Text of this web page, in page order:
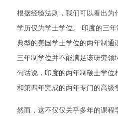
根据经验法则，我们可以看出
学历仅为学士学位。 印度的三
典型的美国学士学位的两年制通
三年制学位并不能满足该研究领
句话说，印度的两年制硕士学
和第四年完成的两年专门的高级
然而，这不仅仅关乎多年的课程